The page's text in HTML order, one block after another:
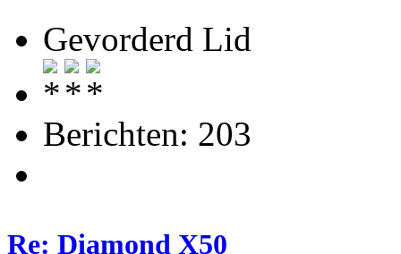
Gevorderd Lid
Berichten: 203
Re: Diamond X50